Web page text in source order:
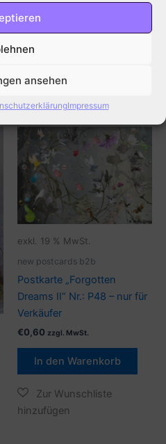
ansehen
Impressum
exkl. 19 % MwSt.
new postcards b2b
Postkarte „Forgotten
Dreams II“ Nr.: P48 – nur für
Verkäufer
€0,60 zzgl. MwSt.
In den Warenkorb